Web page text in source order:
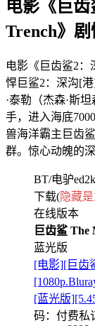
电影《巨齿
Trench》
电影《巨齿鲨2
悍巨鲨2：深沟[
·泰勒（杰森·斯
手，进入海底
兽海洋霸主巨齿
群。惊心动魄的
BT/电驴
下载(隐藏
在线版本
巨齿鲨 The
蓝光版
[电影][巨齿
[蓝光版
码： 付费私